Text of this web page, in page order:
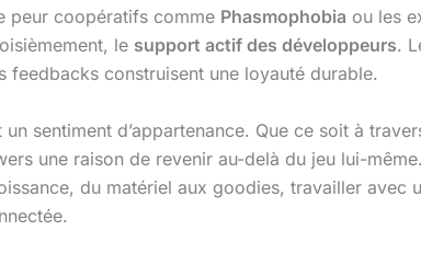
peur coopératifs comme Phasmophobia ou les
le support actif des développeurs.
feedbacks construisent une loyauté durable.
sentiment d’appartenance. Que ce soit à
une raison de revenir au-delà du jeu lui-
du matériel aux goodies, travailler avec